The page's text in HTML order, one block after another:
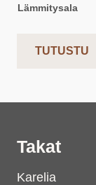
Lämmitysala
TUTUSTU
Takat
Karelia